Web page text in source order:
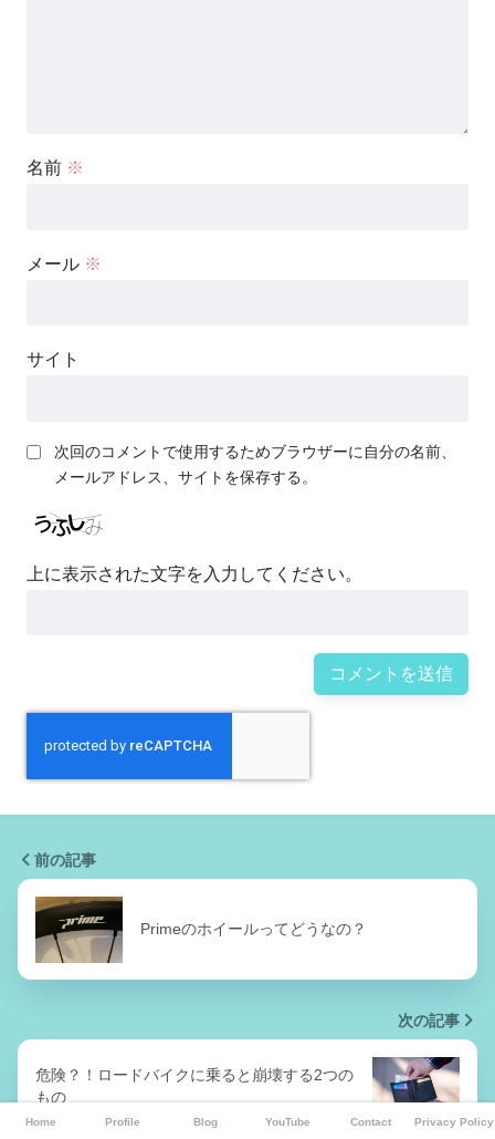
名前 ※
メール ※
サイト
次回のコメントで使用するためブラウザーに自分の名前、
メールアドレス、サイトを保存する。
上に表示された文字を入力してください。
前の記事
Primeのホイールってどうなの？
次の記事
危険？！ロードバイクに乗ると崩壊する2つの
もの
Home Profile Blog YouTube Contact Privacy Policy